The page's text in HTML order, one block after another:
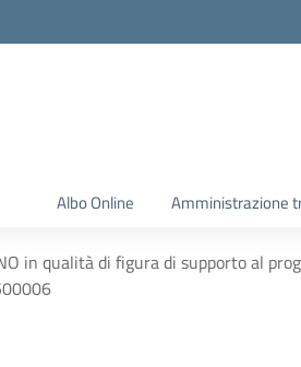
Albo Online Amministrazione
in qualità di figura di supporto al